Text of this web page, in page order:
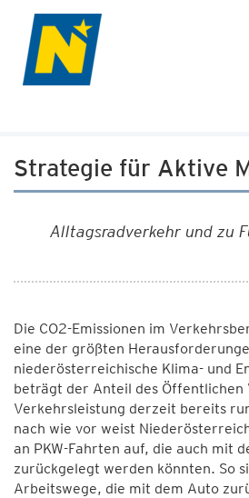
Strategie für Aktive
Alltagsradverkehr und zu
Die CO2-Emissionen im
eine der größten
niederösterreichische Klima- und
beträgt der Anteil des Öffentlichen
Verkehrsleistung derzeit bereits
nach wie vor weist
an PKW-Fahrten auf, die auch mit
zurückgelegt werden könnten. So
Arbeitswege, die mit dem Auto